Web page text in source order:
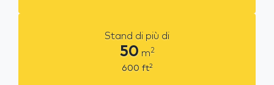
Stand di più di
50 m2
600 ft2